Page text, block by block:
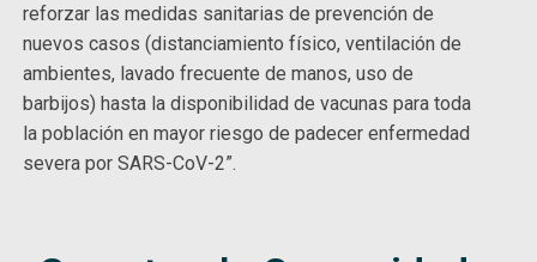
reforzar las medidas sanitarias de prevención de
nuevos casos (distanciamiento físico, ventilación de
ambientes, lavado frecuente de manos, uso de
barbijos) hasta la disponibilidad de vacunas para toda
la población en mayor riesgo de padecer enfermedad
severa por SARS-CoV-2”.